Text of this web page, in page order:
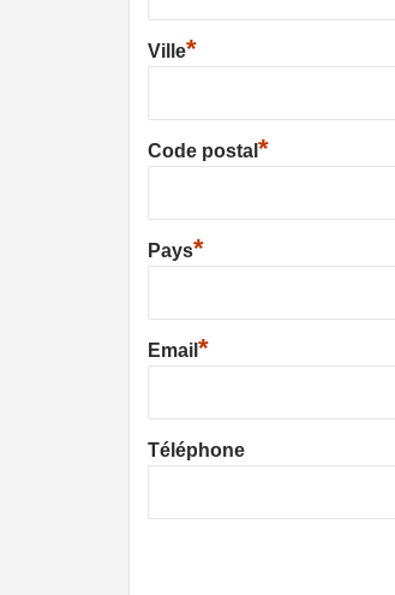
Ville*
Code postal *
Pays*
Email *
Téléphone